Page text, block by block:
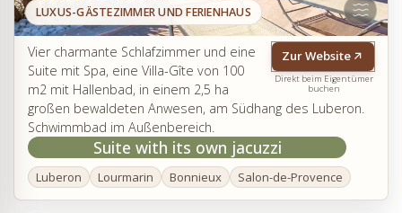
LUXUS-GÄSTEZIMMER UND FERIENHAUS
Zur Website
Direkt beim Eigentümer
buchen
Vier charmante Schlafzimmer und eine
Suite mit Spa, eine Villa-Gîte von 100
m2 mit Hallenbad, in einem 2,5 ha
großen bewaldeten Anwesen, am Südhang des Luberon.
Schwimmbad im Außenbereich.
Suite with its own jacuzzi
Luberon Lourmarin Bonnieux Salon-de-Provence